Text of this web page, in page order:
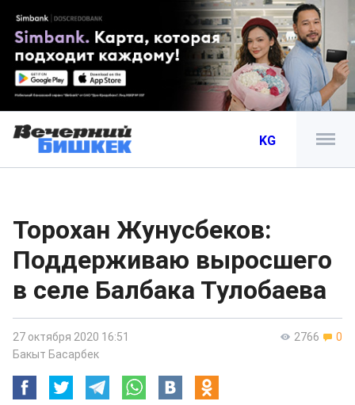
KG
Торохан Жунусбеков:
Поддерживаю выросшего
в селе Балбака Тулобаева
2766 0
27 октября 2020 16:51
Бакыт Басарбек